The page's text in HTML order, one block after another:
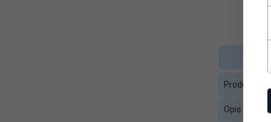
Producent
Opis ogólny